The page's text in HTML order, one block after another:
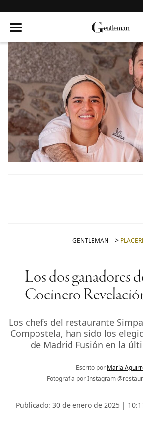
GENTLEMAN -
Los dos ganadores
Cocinero
Los chefs del restaurante
Compostela, han sido los
de Madrid Fusión en la
Escrito por María
Fotografía por Instagram
Publicado: 30 de enero de 2025 |